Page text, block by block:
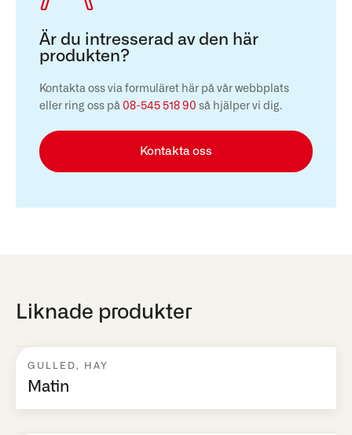
Är du intresserad av den här
produkten?
Kontakta oss via formuläret här på vår webbplats
eller ring oss på 08-545 518 90 så hjälper vi dig.
Kontakta oss
Liknade produkter
GULLED, HAY
Matin